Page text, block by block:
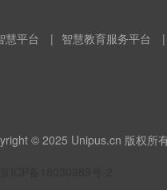
慧平台 | 智慧教育服务平台 |
© 2025 Unipus.cn 版权所